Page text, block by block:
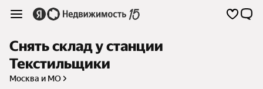
Снять склад у станции
Текстильщики
Москва и МО